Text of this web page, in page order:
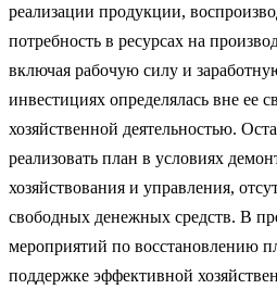
реализации продукции,
по­требность в ресурсах на
включая рабочую силу и
инвестициях определялась вне ее
хозяйственной деятельностью.
реализовать план в условиях
хозяй­ствования и управления,
свободных денежных средств. В
мероприятий по восстановлению
поддержке эффективной